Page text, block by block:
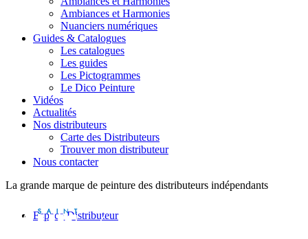
Ambiances et Harmonies
Nuanciers numériques
Guides & Catalogues
Les catalogues
Les guides
Les Pictogrammes
Le Dico Peinture
Vidéos
Actualités
Nos distributeurs
Carte des Distributeurs
Trouver mon distributeur
Nous contacter
La grande marque de peinture des distributeurs indépendants
Espace Distributeur